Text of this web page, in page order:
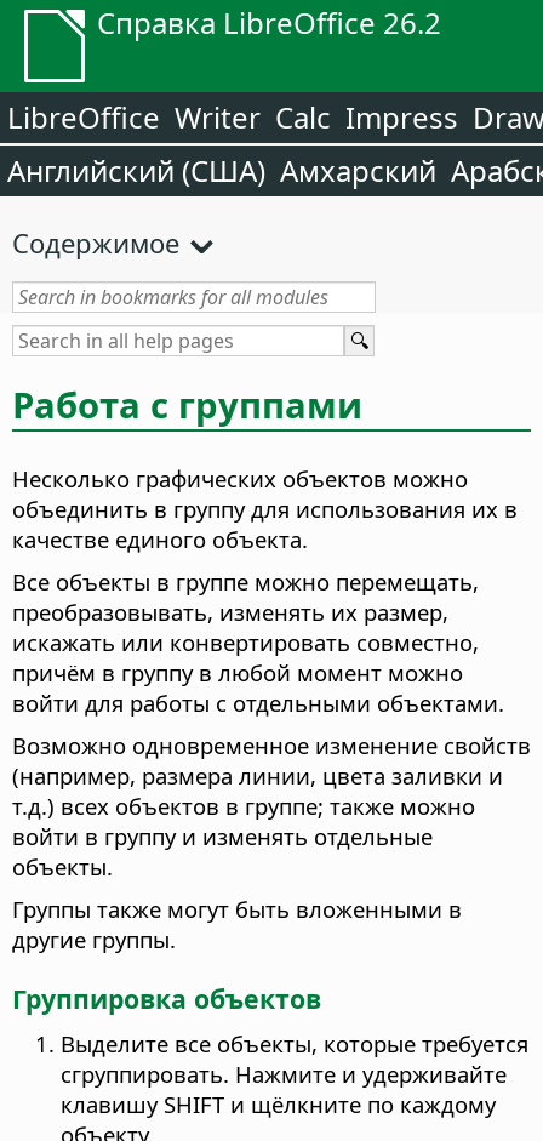
Справка LibreOffice 26.2
LibreOffice Writer Calc Impress
Английский (США) Амхарский
Содержимое
Работа с группами
Несколько графических объектов можно
объединить в группу для использования их в
качестве единого объекта.
Все объекты в группе можно перемещать,
преобразовывать, изменять их размер,
искажать или конвертировать совместно,
причём в группу в любой момент можно
войти для работы с отдельными объектами.
Возможно одновременное изменение свойств
(например, размера линии, цвета заливки и
т.д.) всех объектов в группе; также можно
войти в группу и изменять отдельные
объекты.
Группы также могут быть вложенными в
другие группы.
Группировка объектов
Выделите все объекты, которые требуется
сгруппировать. Нажмите и удерживайте
клавишу SHIFT и щёлкните по каждому
объекту.